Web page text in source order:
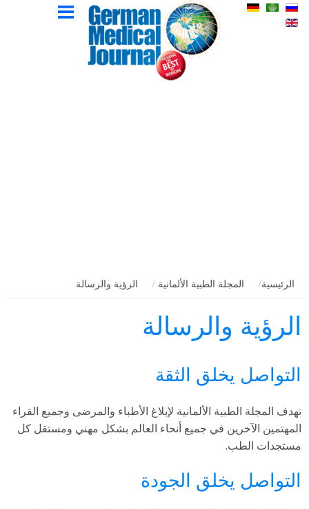
الإعلان المؤلفين الإصدارات المجلة
الطبية
الرئيسية المجلة الطبية الألمانية الرؤية والرسالة
الرؤية والرسالة
التواصل يخلق الثقة
تهدف المجلة الطبية الألمانية لإبلاغ الأطباء والمرضى وجميع القراء
المهتمين الآخرين في جميع أنحاء العالم بشكل مهني ومستقل كل
مستجدات الطب.
التواصل يخلق الجودة